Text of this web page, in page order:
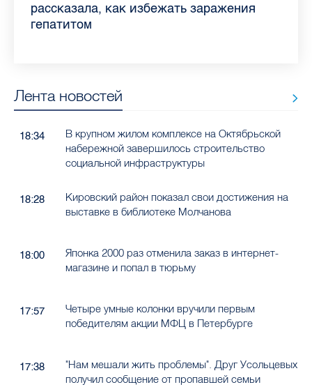
Ленобласти во II квартале 2026 года
рассказала, как избежать заражения
гепатитом
конкурс
работающих родителей
главные вопросы о заболевании
в жару
Лента новостей
18:34
В крупном жилом комплексе на Октябрьской
набережной завершилось строительство
социальной инфраструктуры
18:28
Кировский район показал свои достижения на
выставке в библиотеке Молчанова
18:00
Японка 2000 раз отменила заказ в интернет-
магазине и попал в тюрьму
17:57
Четыре умные колонки вручили первым
победителям акции МФЦ в Петербурге
17:38
"Нам мешали жить проблемы". Друг Усольцевых
получил сообщение от пропавшей семьи